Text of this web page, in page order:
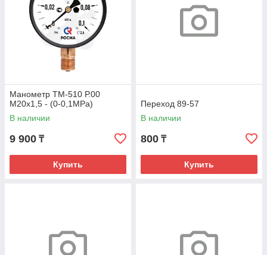
Манометр ТМ-510 Р.00
М20х1,5 - (0-0,1МРа)
В наличии
9 900 ₸
Купить
Переход 89-57
В наличии
800 ₸
Купить